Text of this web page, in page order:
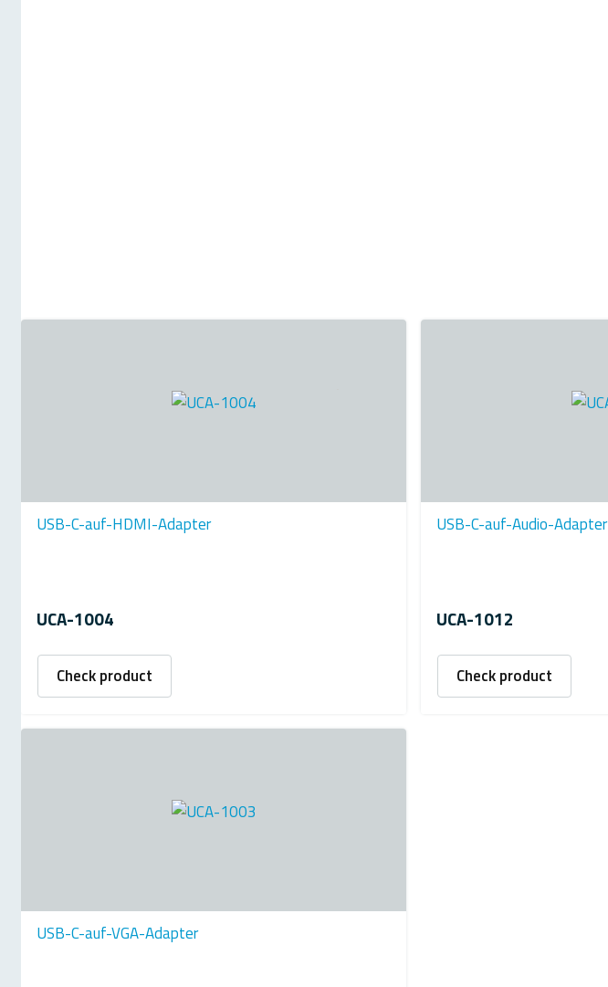
USB-C-auf-HDMI-Adapter
UCA-1004
Check product
USB-C-auf-Audio-Adapter
UCA-1012
Check product
USB-C-auf-VGA-Adapter